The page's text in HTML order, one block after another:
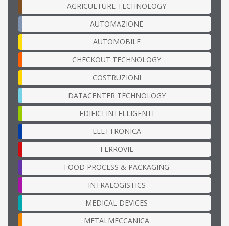
AGRICULTURE TECHNOLOGY
AUTOMAZIONE
AUTOMOBILE
CHECKOUT TECHNOLOGY
COSTRUZIONI
DATACENTER TECHNOLOGY
EDIFICI INTELLIGENTI
ELETTRONICA
FERROVIE
FOOD PROCESS & PACKAGING
INTRALOGISTICS
MEDICAL DEVICES
METALMECCANICA